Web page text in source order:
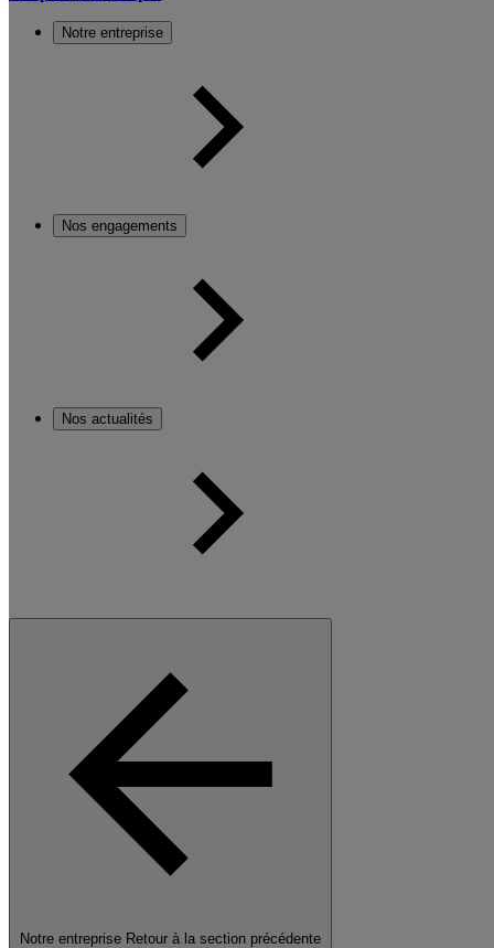
Notre entreprise
Nos engagements
Nos actualités
Notre entreprise Retour à la section précédente